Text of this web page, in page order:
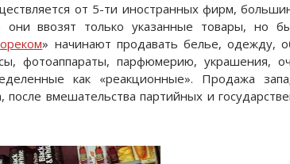
от 5-ти иностранных фирм,
ввозят только указанные товары, но
» начинают продавать белье, одежду,
фотоаппараты, парфюмерию, украшения,
как «реакционные». Продажа
после вмешательства партийных и